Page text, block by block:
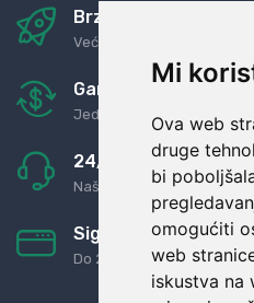
Mi
Ova web
druge
bi
omogućiti
web
iskustva na
Brza i sigurna
Već za nekoliko dana kod
Garancija u povrat
Jednostavno pravilo: Roba
24/7 odlična
Naši agenti uvijek na
Sigurno obročno
Do 24 rata bez kamata